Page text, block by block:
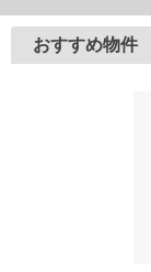
おすすめ物件